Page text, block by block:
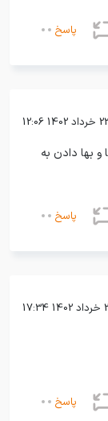
پاسخ
1402 12:06
بها دادن به
پاسخ
پاسخ